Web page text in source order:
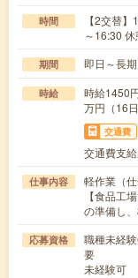
時間
【2交替
～16:30
期間 即日～長期
時給
時給1450
万円（16
交通費
交通費支給
仕事内容
軽作業（
【食品工
の準備し
応募資格
職種未経
要
未経験可